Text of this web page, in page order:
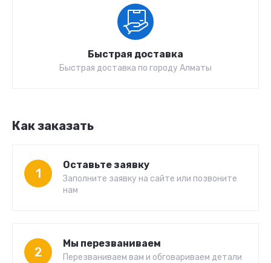
Быстрая доставка
Быстрая доставка по городу Алматы
Как заказать
1
Оставьте заявку
Заполните заявку на сайте или позвоните
нам
2
Мы перезваниваем
Перезваниваем вам и обговариваем детали